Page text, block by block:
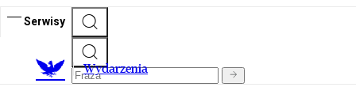
Serwisy
Wydarzenia